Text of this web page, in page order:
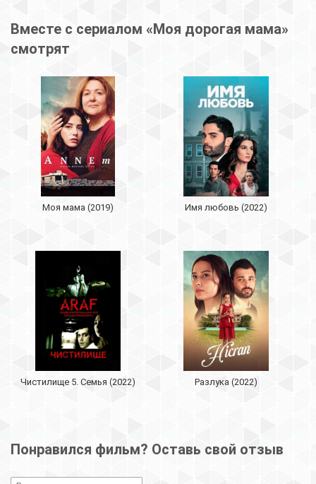
Вместе с сериалом «Моя дорогая мама»
смотрят
Моя мама (2019) Имя любовь (2022)
Чистилище 5. Семья (2022) Разлука (2022)
Понравился фильм? Оставь свой отзыв